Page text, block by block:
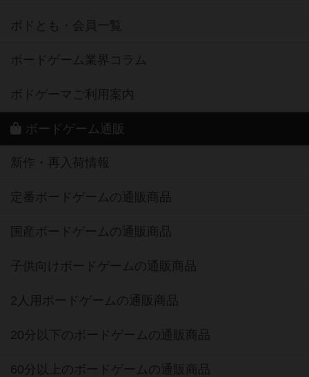
ボドとも・会員一覧
ボードゲーム業界コラム
ボドゲーマご利用案内
ボードゲーム通販
新作・再入荷情報
定番ボードゲームの通販商品
国産ボードゲームの通販商品
子供向けボードゲームの通販商品
2人用ボードゲームの通販商品
20分以下のボードゲームの通販商品
60分以上のボードゲームの通販商品